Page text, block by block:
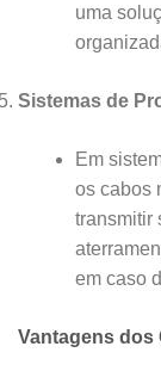
uma
Sistemas de
Em
os cabos
transmitir
em caso
Vantagens dos